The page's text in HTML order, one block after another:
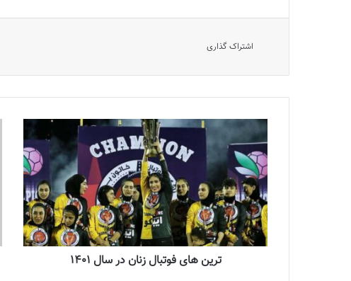
اشتراک گذاری
ترین‌ های فوتبال زنان در سال 1401